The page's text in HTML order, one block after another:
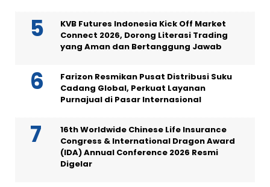
KVB Futures Indonesia Kick Off Market
Connect 2026, Dorong Literasi Trading
yang Aman dan Bertanggung Jawab
Farizon Resmikan Pusat Distribusi Suku
Cadang Global, Perkuat Layanan
Purnajual di Pasar Internasional
16th Worldwide Chinese Life Insurance
Congress & International Dragon Award
(IDA) Annual Conference 2026 Resmi
Digelar